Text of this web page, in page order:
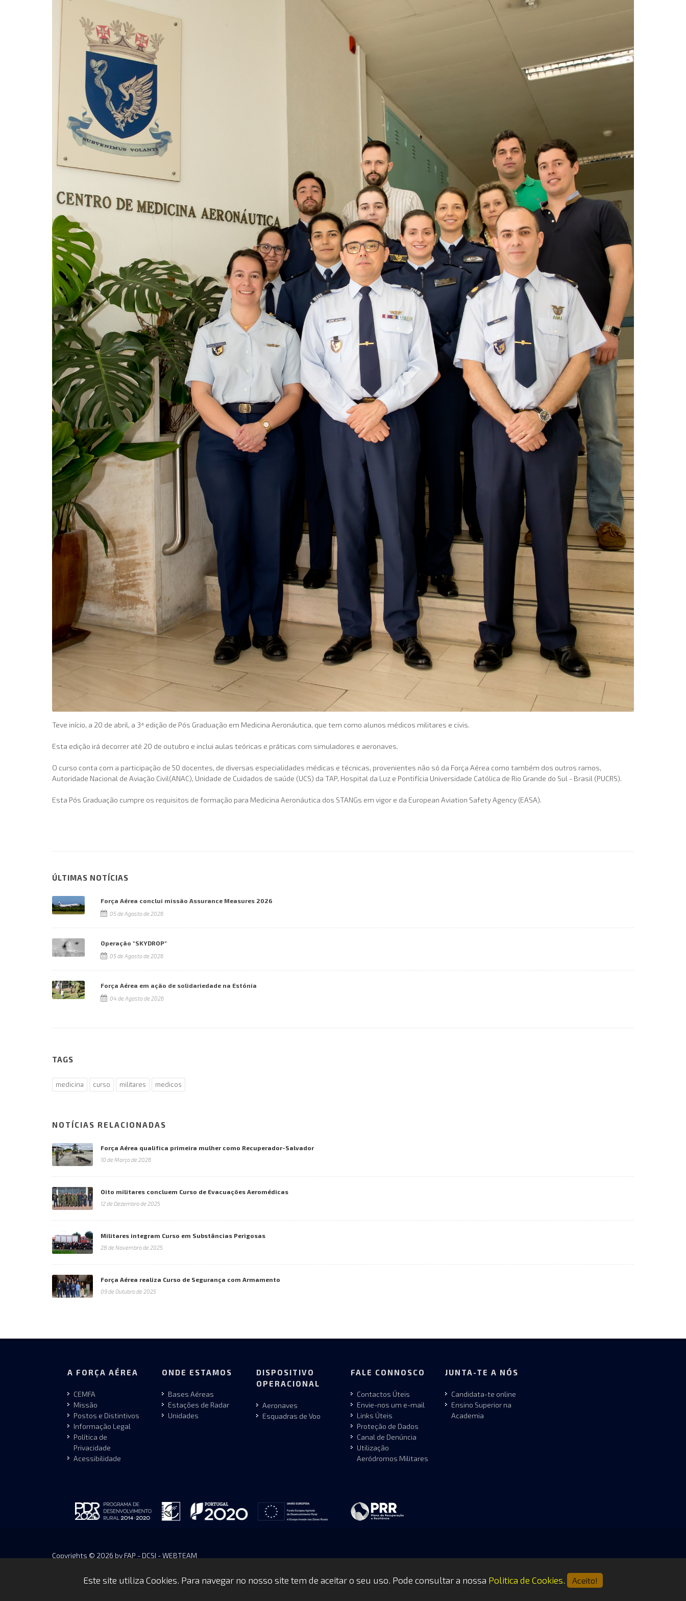
Teve início, a 20 de abril, a 3ª edição de Pós Graduação em Medicina Aeronáutica, que tem como alunos médicos militares e civis.
Esta edição irá decorrer até 20 de outubro e inclui aulas teóricas e práticas com simuladores e aeronaves.
O curso conta com a participação de 50 docentes, de diversas especialidades médicas e técnicas, provenientes não só da Força Aérea como também dos outros ramos,
Autoridade Nacional de Aviação Civil(ANAC), Unidade de Cuidados de saúde (UCS) da TAP, Hospital da Luz e Pontifícia Universidade Católica de Rio Grande do Sul - Brasil (PUCRS).
Esta Pós Graduação cumpre os requisitos de formação para Medicina Aeronáutica dos STANGs em vigor e da European Aviation Safety Agency (EASA).
ÚLTIMAS NOTÍCIAS
Força Aérea conclui missão Assurance Measures 2026
05 de Agosto de 2026
Operação "SKYDROP"
05 de Agosto de 2026
Força Aérea em ação de solidariedade na Estónia
04 de Agosto de 2026
TAGS
medicina curso militares medicos
NOTÍCIAS RELACIONADAS
Força Aérea qualifica primeira mulher como Recuperador-Salvador
10 de Março de 2026
Oito militares concluem Curso de Evacuações Aeromédicas
12 de Dezembro de 2025
Militares integram Curso em Substâncias Perigosas
28 de Novembro de 2025
Força Aérea realiza Curso de Segurança com Armamento
09 de Outubro de 2025
A FORÇA AÉREA
CEMFA
Missão
Postos e Distintivos
Informação Legal
Política de
Privacidade
Acessibilidade
ONDE ESTAMOS
Bases Aéreas
Estações de Radar
Unidades
DISPOSITIVO
OPERACIONAL
Aeronaves
Esquadras de Voo
FALE CONNOSCO
Contactos Úteis
Envie-nos um e-mail
Links Úteis
Proteção de Dados
Canal de Denúncia
Utilização
Aeródromos Militares
JUNTA-TE A NÓS
Candidata-te online
Ensino Superior na
Academia
Copyrights © 2026 by FAP - DCSI - WEBTEAM
Este site utiliza Cookies. Para navegar no nosso site tem de aceitar o seu uso. Pode consultar a nossa Politica de Cookies. Aceito!